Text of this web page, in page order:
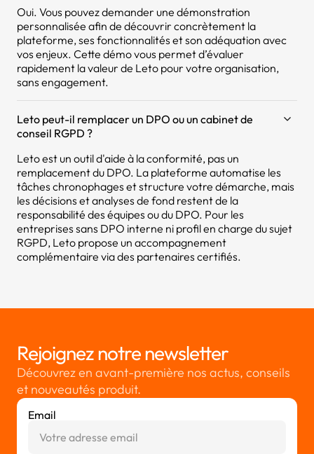
Oui. Vous pouvez demander une démonstration
personnalisée afin de découvrir concrètement la
plateforme, ses fonctionnalités et son adéquation avec
vos enjeux. Cette démo vous permet d’évaluer
rapidement la valeur de Leto pour votre organisation,
sans engagement.
Leto peut-il remplacer un DPO ou un cabinet de
conseil RGPD ?
Leto est un outil d'aide à la conformité, pas un
remplacement du DPO. La plateforme automatise les
tâches chronophages et structure votre démarche, mais
les décisions et analyses de fond restent de la
responsabilité des équipes ou du DPO. Pour les
entreprises sans DPO interne ni profil en charge du sujet
RGPD, Leto propose un accompagnement
complémentaire via des partenaires certifiés.
Rejoignez notre newsletter
Découvrez en avant-première nos actus, conseils
et nouveautés produit.
Email